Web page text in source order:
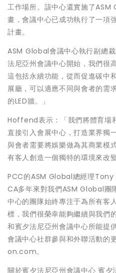
工作場所。該中心還實施了
畫，會議中心已成功執行了一項
計畫。
ASM Global會議中心執行副總
法尼亞州會議中心開始，我們很
這包括永續功能，從而促進碳中
展廳，可以適應不同與會者的需
的LED牆。」
Hoffend表示：「我們將體育場
直接引入會展中心，打造業界獨
與會者需要將娛樂做為其商業模
有客人創造一個獨特的環境來改
PCC的ASM Global總經理
CA多年來對我們ASM Global團
中心的團隊始終專注于為所有客
標，我們很榮幸能夠繼續與我們
和賓夕法尼亞州會議中心所能提
會議中心社群參與和外聯活動
on.com。
關於賓夕法尼亞州會議中心 賓